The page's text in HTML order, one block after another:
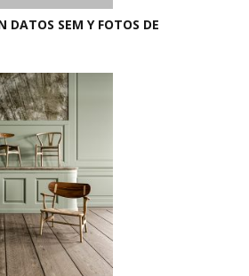
DATOS SEM Y FOTOS DE